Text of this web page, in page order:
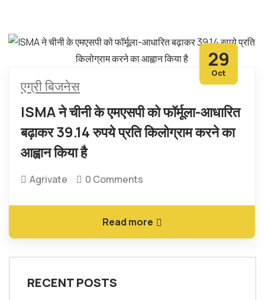
29
Oct
एग्री बिजनेस
ISMA ने चीनी के एमएसपी को फॉर्मूला-आधारित
बढ़ाकर 39.14 रुपये प्रति किलोग्राम करने का
आह्वान किया है
Agrivate 0 Comments
Read more
RECENT POSTS